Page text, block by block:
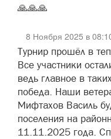
🙏🙏🙏
8 Ноября 2025 в
Турнир прошёл в
Все участники
ведь главное в
победа. Наши
Мифтахов Василь
поселения на
11.11.2025 года.